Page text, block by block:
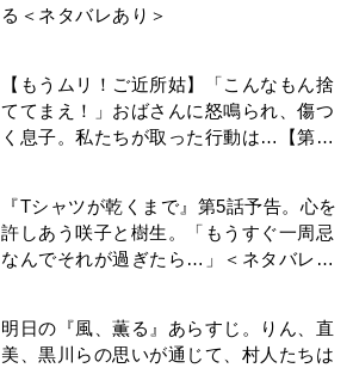
る＜ネタバレあり＞
【もうムリ！ご近所姑】「こんなもん捨
ててまえ！」おばさんに怒鳴られ、傷つ
く息子。私たちが取った行動は…【第3
『Tシャツが乾くまで』第5話予告。心を
許しあう咲子と樹生。「もうすぐ一周忌
なんでそれが過ぎたら…」＜ネタバレあ
明日の『風、薫る』あらすじ。りん、直
美、黒川らの思いが通じて、村人たちは